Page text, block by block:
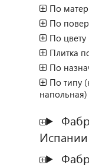
По
По
По цвету
Плитка
По
По типу
напольная)
Испании